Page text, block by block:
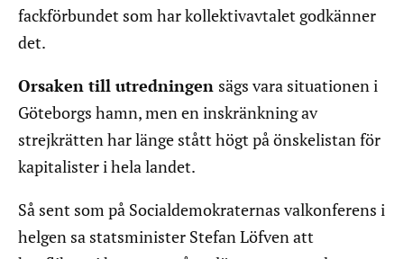
fackförbundet som har kollektivavtalet godkänner
det.
Orsaken till utredningen sägs vara situationen i
Göteborgs hamn, men en inskränkning av
strejkrätten har länge stått högt på önskelistan för
kapitalister i hela landet.
Så sent som på Socialdemokraternas valkonferens i
helgen sa statsminister Stefan Löfven att